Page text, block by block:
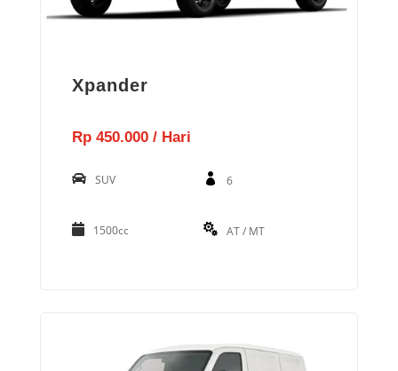
Xpander
Rp 450.000 / Hari
SUV 6
1500cc AT / MT